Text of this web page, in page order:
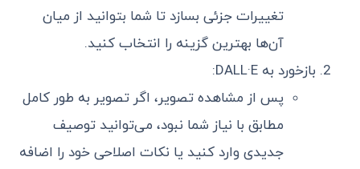
تغییرات جزئی بسازد تا شما بتوانید از میان
آن‌ها بهترین گزینه را انتخاب کنید.
بازخورد به DALL·E:
پس از مشاهده تصویر، اگر تصویر به طور کامل
مطابق با نیاز شما نبود، می‌توانید توصیف
جدیدی وارد کنید یا نکات اصلاحی خود را اضافه